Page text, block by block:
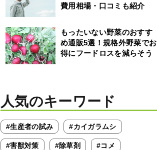
費用相場・口コミも紹介
もったいない野菜のおすす
め通販5選！規格外野菜でお
得にフードロスを減らそう
人気のキーワード
#生産者の試み #カイガラムシ
#害獣対策 #除草剤 #コメ